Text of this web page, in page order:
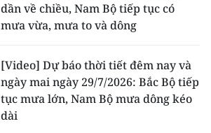
dần về chiều, Nam Bộ tiếp tục có
mưa vừa, mưa to và dông
[Video] Dự báo thời tiết đêm nay và
ngày mai ngày 29/7/2026: Bắc Bộ tiếp
tục mưa lớn, Nam Bộ mưa dông kéo
dài